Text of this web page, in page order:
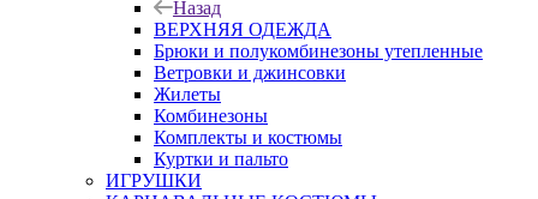
Назад
ВЕРХНЯЯ ОДЕЖДА
Брюки и полукомбинезоны утепленные
Ветровки и джинсовки
Жилеты
Комбинезоны
Комплекты и костюмы
Куртки и пальто
ИГРУШКИ